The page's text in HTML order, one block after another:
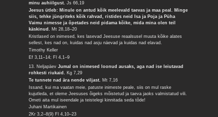
minu auhiilgust.Js 66,19
Jeesus ütleb: Minule on antud kõik meelevald taevas ja maa peal. Minge
siis, tehke jüngriteks kõik rahvad, ristides neid Isa ja Poja ja Püha
Vaimu nimesse ja õpetades neid pidama kõike, mida mina olen teil
käskinud. Mt 28,18–20
Kristlased on inimesed, kes lasevad Jeesuse reaalsusel muuta kõike alates
sellest, kes nad on, kuidas nad asju näevad ja kuidas nad elavad.
Timothy Keller
Ef 3,11–14; Fl 4,1–9
13. NeljapäevJumal on inimesed loonud ausaks, aga nad ise leiutavad
rohkesti riukaid. Kg 7,29
Te tunnete nad ära nende viljast. Mt 7,16
Issand, kui ma vaatan meie, patuste inimeste peale, siis on mul raske
kujutleda, et oleme Jeesuses õigeks mõistetud ja taeva jaoks valmistatud vili.
Ometi aita mul iseendale ja teistelegi kinnitada seda tõde!
Juhani Martikainen
2Kr 3,2–8(9) Fl 4,10–23